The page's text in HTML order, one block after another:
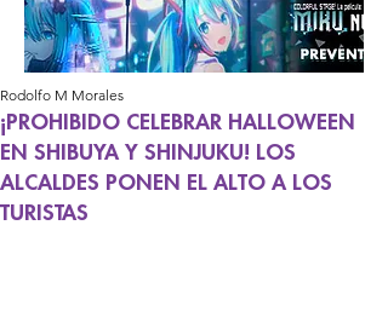
¡PROHIBIDO CELEBRAR HALLOWEEN
EN SHIBUYA Y SHINJUKU! LOS
ALCALDES PONEN EL ALTO A LOS
TURISTAS
Rodolfo M Morales